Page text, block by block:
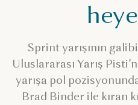
Sprint yarışının
Uluslararası Yarış
yarışa pol
Brad Binder ile kıran